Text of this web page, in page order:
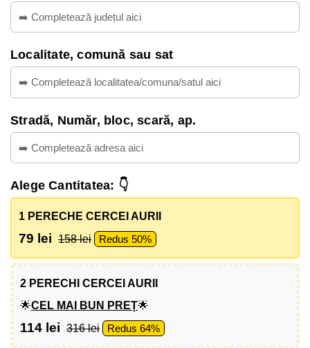
Localitate, comună sau sat
Stradă, Număr, bloc, scară, ap.
Alege Cantitatea: 👇
1 PERECHE CERCEI AURII
79 lei 158 lei Redus 50%
2 PERECHI CERCEI AURII
🌟CEL MAI BUN PREȚ🌟
114 lei 316 lei Redus 64%